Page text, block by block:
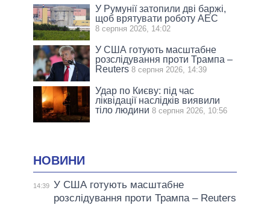
У Румунії затопили дві баржі,
щоб врятувати роботу АЕС
8 серпня 2026, 14:02
У США готують масштабне
розслідування проти Трампа –
Reuters 8 серпня 2026, 14:39
Удар по Києву: під час
ліквідації наслідків виявили
тіло людини 8 серпня 2026, 10:56
НОВИНИ
14:39 У США готують масштабне
розслідування проти Трампа – Reuters